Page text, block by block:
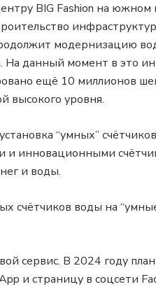
BIG Fashion на южном
модернизацию
На данный момент в это
ещё 10 миллионов
высокого уровня.
“умных”
и инновационными
и воды.
счётчиков воды на
сервис. В 2024 году
и страницу в соцсети